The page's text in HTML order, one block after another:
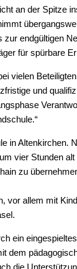
an der Spitze
endgültigen
für spürbare
vielen
und
in Altenkirchen.
vier Stunden
zu
vor allem mit
ein
dem
die